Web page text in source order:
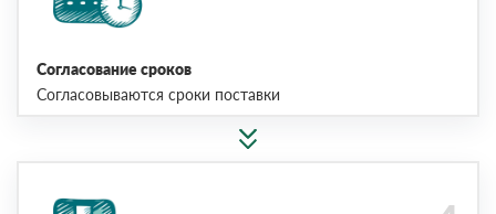
Согласование сроков
Согласовываются сроки поставки